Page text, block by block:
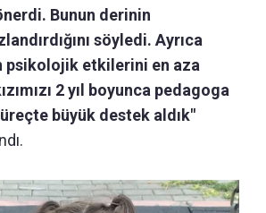
Bunun derinin
söyledi. Ayrıca
psikolojik etkilerini en aza
2 yıl boyunca pedagoga
büyük destek aldık"